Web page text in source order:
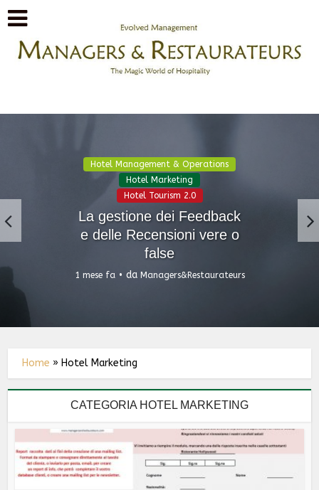
Hotel Management & Operations
Hotel Marketing
Hotel Tourism 2.0
La gestione dei Feedback
e delle Recensioni vere o
false
1 mese fa da Managers&Restaurateurs
Home » Hotel Marketing
CATEGORIA HOTEL MARKETING